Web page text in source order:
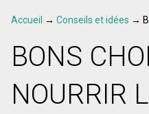
Accueil → Conseils et idées →
BONS
NOURRIR